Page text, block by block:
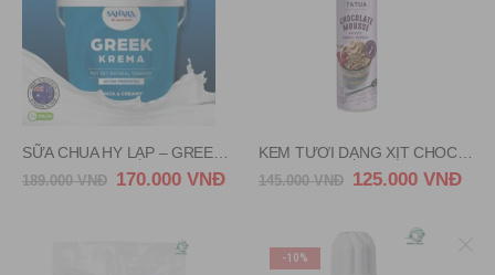
SỮA CHUA HY LẠP – GREEK YOGHURT SAHARA 2KG
189.000VNĐ 170.000 VNĐ 145.000VNĐ 125.000 VNĐ
-10%